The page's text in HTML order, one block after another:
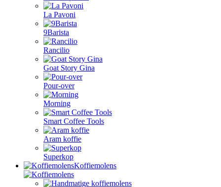
La Pavoni
9Barista
Rancilio
Goat Story Gina
Pour-over
Morning
Smart Coffee Tools
Aram koffie
Superkop
Koffiemolens